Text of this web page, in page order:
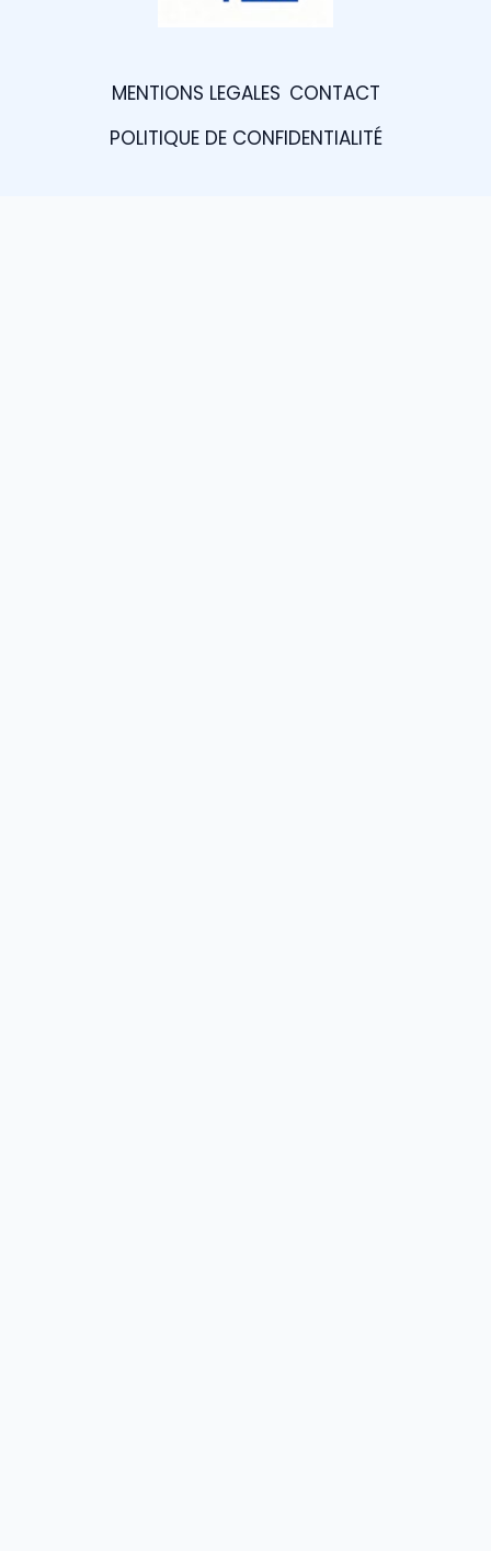
MENTIONS LEGALES CONTACT
POLITIQUE DE CONFIDENTIALITÉ